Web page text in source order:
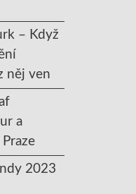
– Když
něj ven
a
2023